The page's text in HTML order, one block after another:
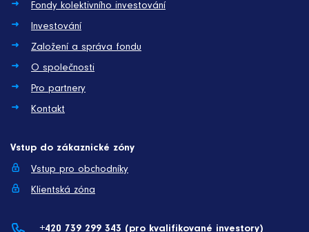
Fondy kolektivního investování
Investování
Založení a správa fondu
O společnosti
Pro partnery
Kontakt
Vstup do zákaznické zóny
Vstup pro obchodníky
Klientská zóna
+420 739 299 343 (pro kvalifikované investory)